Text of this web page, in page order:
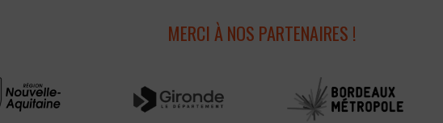
MERCI À NOS PARTENAIRES !